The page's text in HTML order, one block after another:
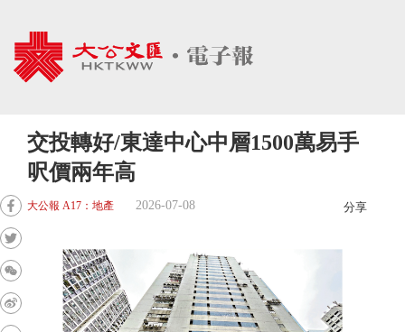
交投轉好/東達中心中層1500萬易手
呎價兩年高
大公報 A17：地產 2026-07-08 分享